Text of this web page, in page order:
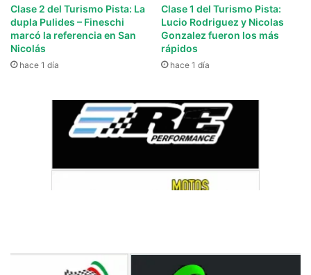
Clase 2 del Turismo Pista: La
dupla Pulides – Fineschi
marcó la referencia en San
Nicolás
hace 1 día
Clase 1 del Turismo Pista:
Lucio Rodriguez y Nicolas
Gonzalez fueron los más
rápidos
hace 1 día